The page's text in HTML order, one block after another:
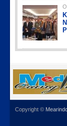
Copyright ©